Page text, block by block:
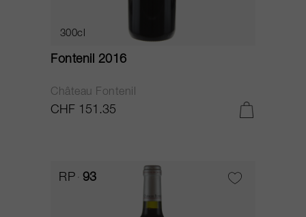
300cl
Fontenil 2016
Château Fontenil
CHF 151.35
RP 93